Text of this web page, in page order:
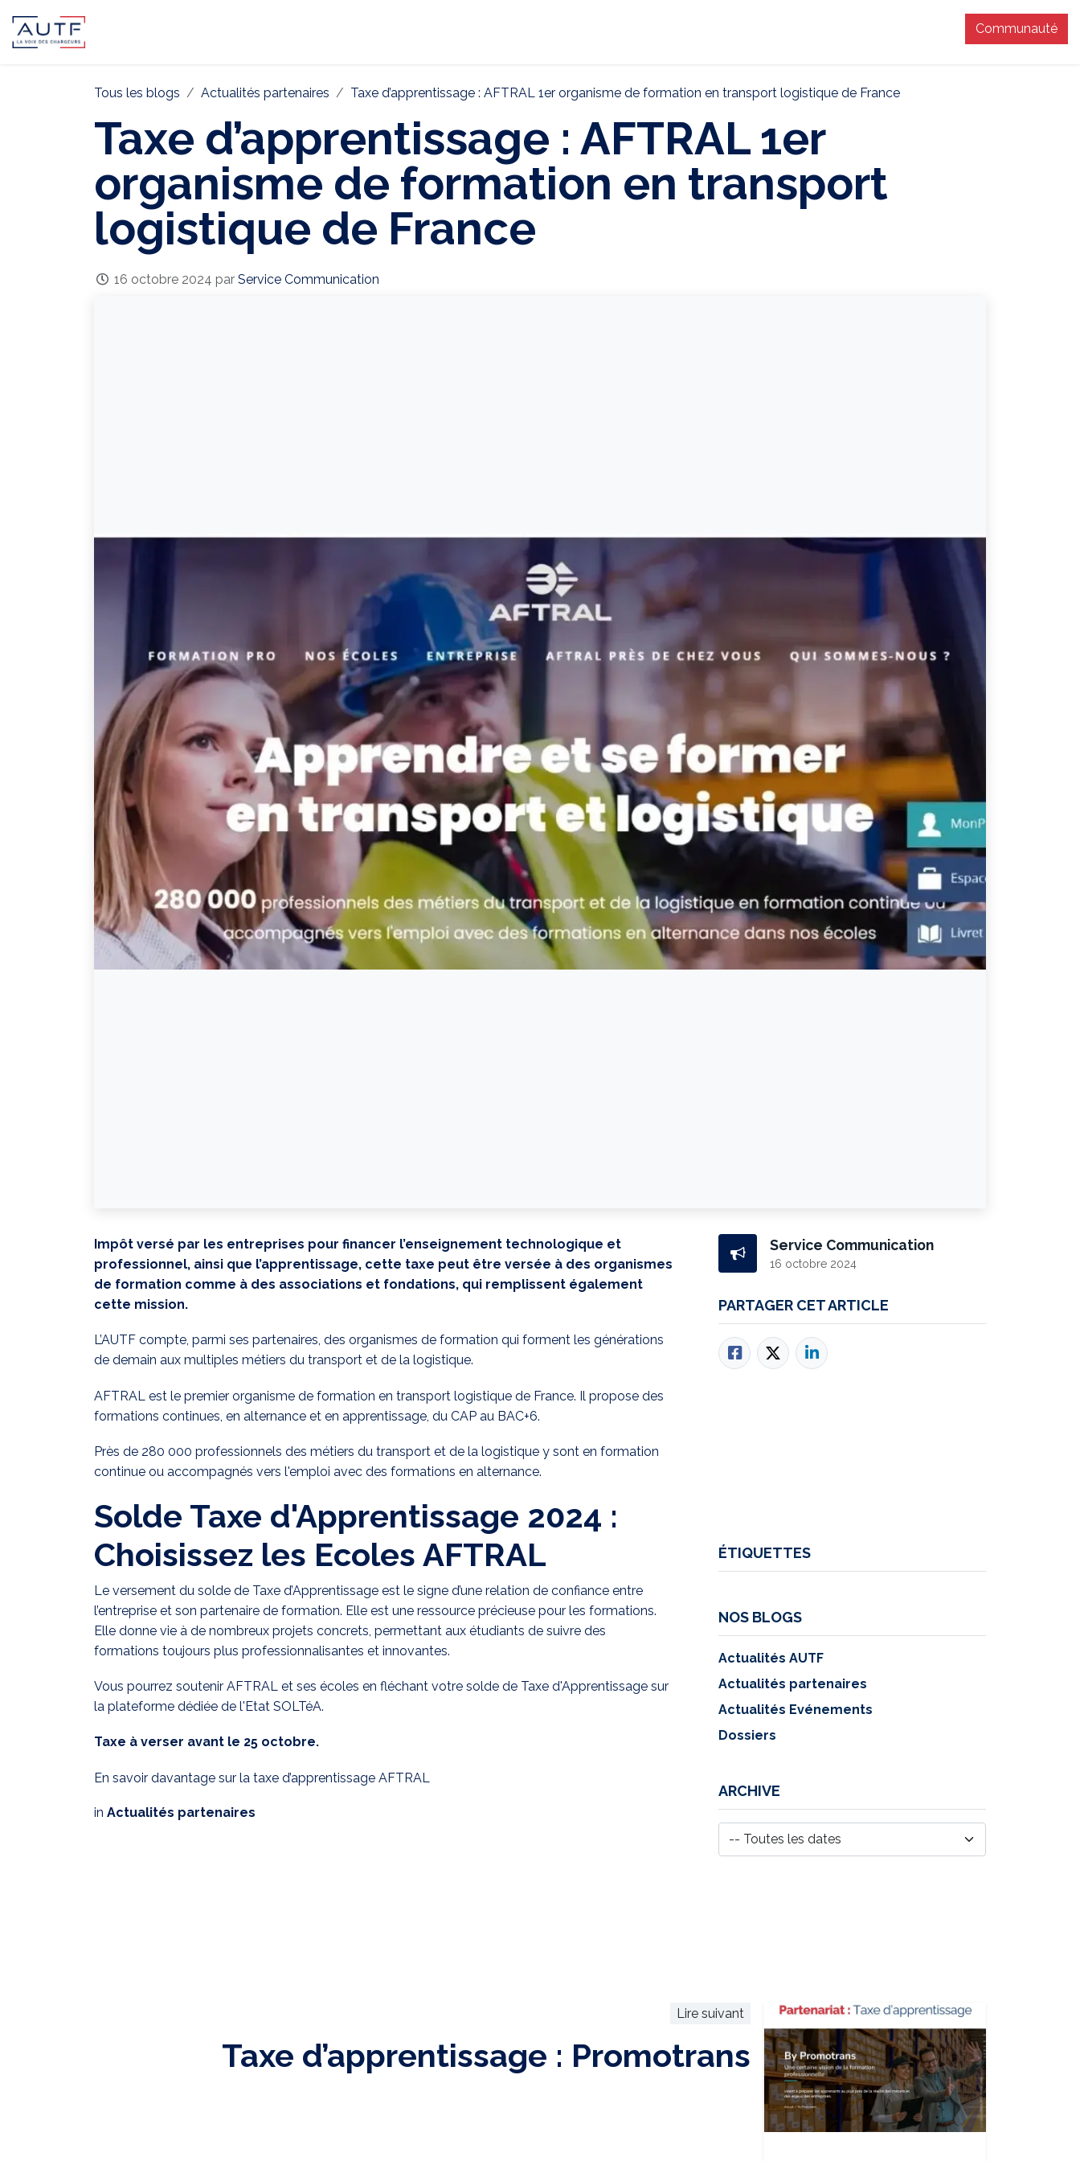
Communauté
Tous les blogs Actualités partenaires Taxe d’apprentissage : AFTRAL 1er organisme de formation en transport logistique de France
Taxe d’apprentissage : AFTRAL 1er
organisme de formation en transport
logistique de France
16 octobre 2024 par Service Communication
Impôt versé par les entreprises pour financer l’enseignement technologique et
professionnel, ainsi que l’apprentissage, cette taxe peut être versée à des organismes
de formation comme à des associations et fondations, qui remplissent également
cette mission.
L’AUTF compte, parmi ses partenaires, des organismes de formation qui forment les générations
de demain aux multiples métiers du transport et de la logistique.
AFTRAL est le premier organisme de formation en transport logistique de France. Il propose des
formations continues, en alternance et en apprentissage, du CAP au BAC+6.
Près de 280 000 professionnels des métiers du transport et de la logistique y sont en formation
continue ou accompagnés vers l'emploi avec des formations en alternance.
Solde Taxe d'Apprentissage 2024 :
Choisissez les Ecoles AFTRAL
Le versement du solde de Taxe d’Apprentissage est le signe d’une relation de confiance entre
l’entreprise et son partenaire de formation. Elle est une ressource précieuse pour les formations.
Elle donne vie à de nombreux projets concrets, permettant aux étudiants de suivre des
formations toujours plus professionnalisantes et innovantes.
Vous pourrez soutenir AFTRAL et ses écoles en fléchant votre solde de Taxe d'Apprentissage sur
la plateforme dédiée de l'Etat SOLTéA.
Taxe à verser avant le 25 octobre.
En savoir davantage sur la taxe d’apprentissage AFTRAL
in Actualités partenaires
Service Communication
16 octobre 2024
PARTAGER CET ARTICLE
ÉTIQUETTES
NOS BLOGS
Actualités AUTF
Actualités partenaires
Actualités Evénements
Dossiers
ARCHIVE
Lire suivant
Taxe d’apprentissage : Promotrans